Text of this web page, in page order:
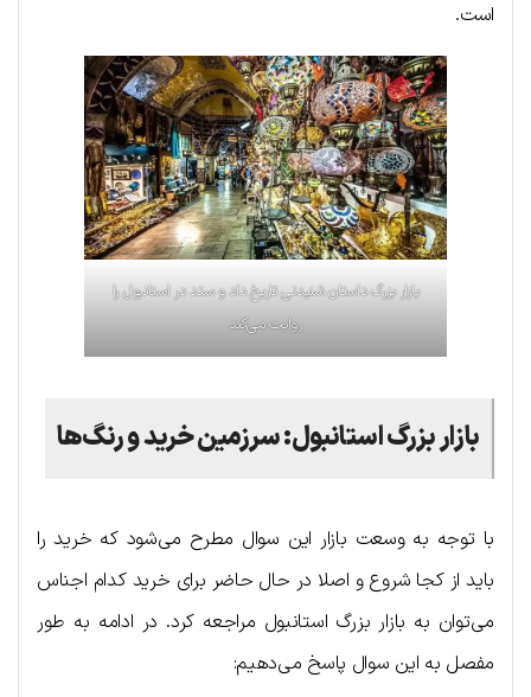
است.
بازار بزرگ داستان شنیدنی تاریخ داد و ستد در استانبول را
روایت می‌کند
بازار بزرگ استانبول: سرزمین خرید و رنگ‌ها
با توجه به وسعت بازار این سوال مطرح می‌شود که خرید را
باید از کجا شروع و اصلا در حال حاضر برای خرید کدام اجناس
می‌توان به بازار بزرگ استانبول مراجعه کرد. در ادامه به طور
مفصل به این سوال پاسخ می‌دهیم: